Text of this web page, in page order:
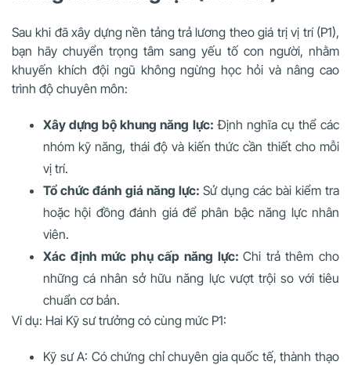
Sau khi đã xây dựng nền tảng trả lương theo giá trị vị trí (P1),
bạn hãy chuyển trọng tâm sang yếu tố con người, nhằm
khuyến khích đội ngũ không ngừng học hỏi và nâng cao
trình độ chuyên môn:
Xây dựng bộ khung năng lực: Định nghĩa cụ thể các
nhóm kỹ năng, thái độ và kiến thức cần thiết cho mỗi
vị trí.
Tổ chức đánh giá năng lực: Sử dụng các bài kiểm tra
hoặc hội đồng đánh giá để phân bậc năng lực nhân
viên.
Xác định mức phụ cấp năng lực:Chi trả thêm cho
những cá nhân sở hữu năng lực vượt trội so với tiêu
chuẩn cơ bản.
Ví dụ: Hai Kỹ sư trưởng có cùng mức P1:
Kỹ sư A: Có chứng chỉ chuyên gia quốc tế, thành thạo